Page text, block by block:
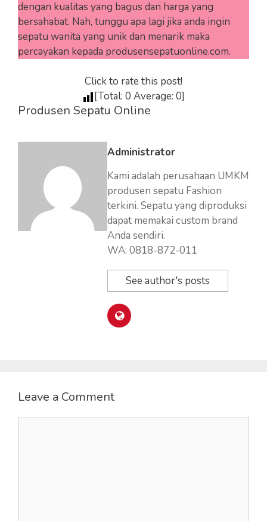
dengan kualitas yang bagus dan harga yang
bersahabat. Nah, tunggu apa lagi jika anda ingin
sepatu wanita yang unik dan menarik maka
percayakan kepada produsensepatuonline.com.
Click to rate this post!
[Total: 0 Average: 0]
Produsen Sepatu Online
Administrator
Kami adalah perusahaan UMKM
produsen sepatu Fashion
terkini. Sepatu yang diproduksi
dapat memakai custom brand
Anda sendiri.
WA: 0818-872-011
See author's posts
Leave a Comment